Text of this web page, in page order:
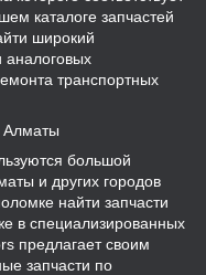
каталоге запчастей
широкий
аналоговых
транспортных
Алматы
большой
и других городов
найти запчасти
в специализированных
предлагает своим
запчасти по